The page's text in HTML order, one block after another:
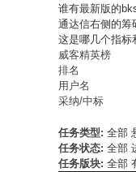
谁有最新版的
通达信右侧的筹
这是哪几个指标
威客精英榜
排名
用户名
采纳/中标
任务类型: 全部
任务状态: 全部
任务版块: 全部